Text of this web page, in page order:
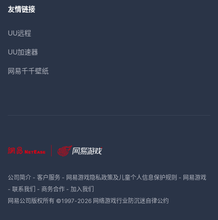
友情链接
UU远程
UU加速器
网易千千壁纸
公司简介- 客户服务- 网易游戏隐私政策及儿童个人信息保护规则 - 网易游戏
- 联系我们 - 商务合作- 加入我们
网易公司版权所有 ©1997-2026 网络游戏行业防沉迷自律公约